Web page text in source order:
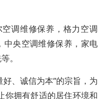
调维修保养，格力空调
中央空调维修保养，家电
。
、诚信为本”的宗旨，为
你拥有舒适的居住环境和